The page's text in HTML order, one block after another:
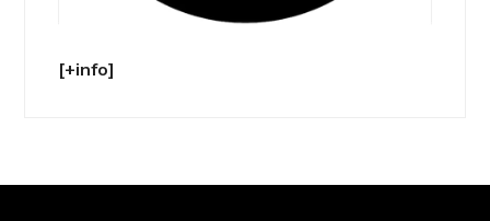
[+info]